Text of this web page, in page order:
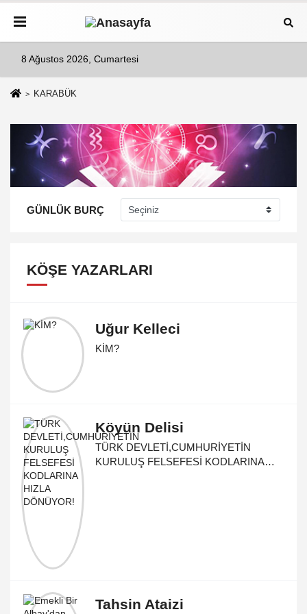
8 Ağustos 2026, Cumartesi
KARABÜK
GÜNLÜK BURÇ
KÖŞE YAZARLARI
Uğur Kelleci
KİM?
Köyün Delisi
TÜRK DEVLETİ,CUMHURİYETİN
KURULUŞ FELSEFESİ KODLARINA
Tahsin Ataizi